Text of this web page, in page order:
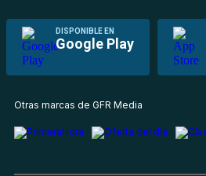
DISPONIBLE EN
Google Play
Otras marcas de GFR Media